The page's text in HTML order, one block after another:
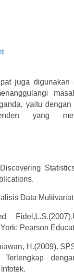
juga digunakan
yaitu dengan
yang
Data
Pearson
H.(2009).
Terlengkap